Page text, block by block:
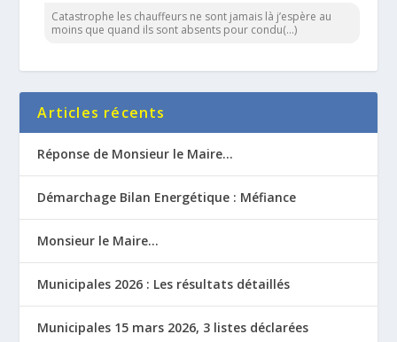
Catastrophe les chauffeurs ne sont jamais là j’espère au
moins que quand ils sont absents pour condu(...)
Articles récents
Réponse de Monsieur le Maire…
Démarchage Bilan Energétique : Méfiance
Monsieur le Maire…
Municipales 2026 : Les résultats détaillés
Municipales 15 mars 2026, 3 listes déclarées